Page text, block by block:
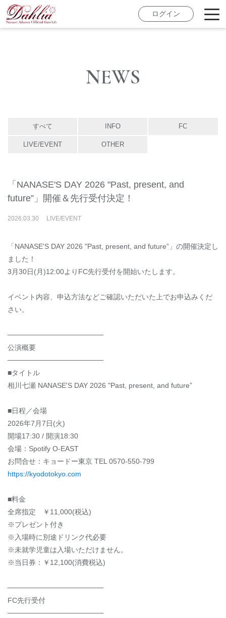
ログイン
NEWS
すべて INFO FC
LIVE/EVENT OTHER
「NANASE'S DAY 2026 "Past, present, and
future”」開催＆先行受付決定！
2026.03.30 LIVE/EVENT
「NANASE'S DAY 2026 "Past, present, and future”」の開催決定し
ました！
3月30日(月)12:00よりFC先行受付を開始いたします。
イベント内容、申込方法などご確認いただいた上でお申込みくだ
さい。
───────────────────
公演概要
───────────────────
■タイトル
相川七瀬 NANASE'S DAY 2026 "Past, present, and future”
■日程／会場
2026年7月7日(火)
開場17:30 / 開演18:30
会場：Spotify O-EAST
お問合せ：キョードー東京 TEL 0570-550-799
https://kyodotokyo.com
■料金
全席指定 ￥11,000(税込)
※プレゼント付き
※入場時に別途ドリンク代必要
※未就学児童は入場いただけません。
※当日券：￥12,100(消費税込)
───────────────────
FC先行受付
───────────────────